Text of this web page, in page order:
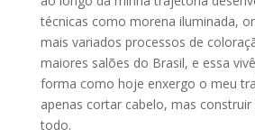
técnicas como morena iluminada,
mais variados processos de
maiores salões do Brasil, e essa
forma como hoje enxergo o meu
apenas cortar cabelo, mas
todo.